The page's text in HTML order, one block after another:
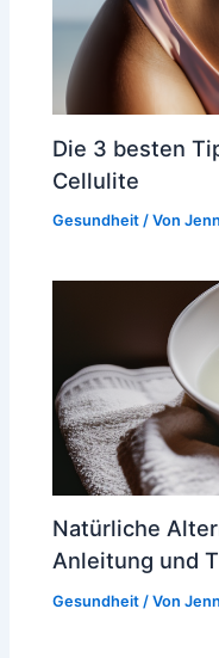
Die 3 besten
Cellulite
Gesundheit / Von
Natürliche
Anleitung und
Gesundheit / Von